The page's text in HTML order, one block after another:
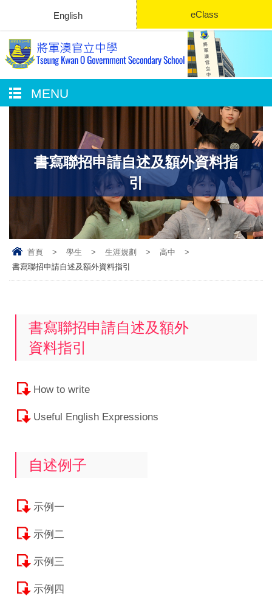
English eClass
MENU
書寫聯招申請自述及額外資料指
引
首頁 > 學生 > 生涯規劃 > 高中
>
書寫聯招申請自述及額外資料指引
書寫聯招申請自述及額外
資料指引
How to write
Useful English Expressions
自述例子
示例一
示例二
示例三
示例四